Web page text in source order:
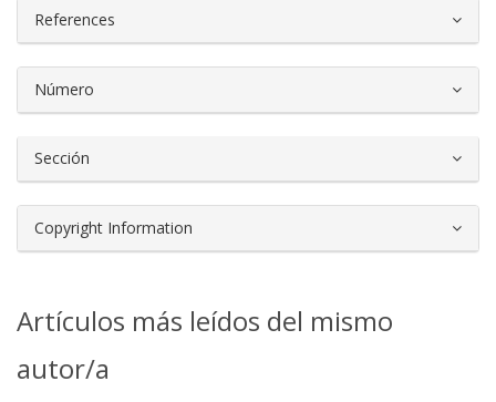
References
Número
Sección
Copyright Information
Artículos más leídos del mismo
autor/a